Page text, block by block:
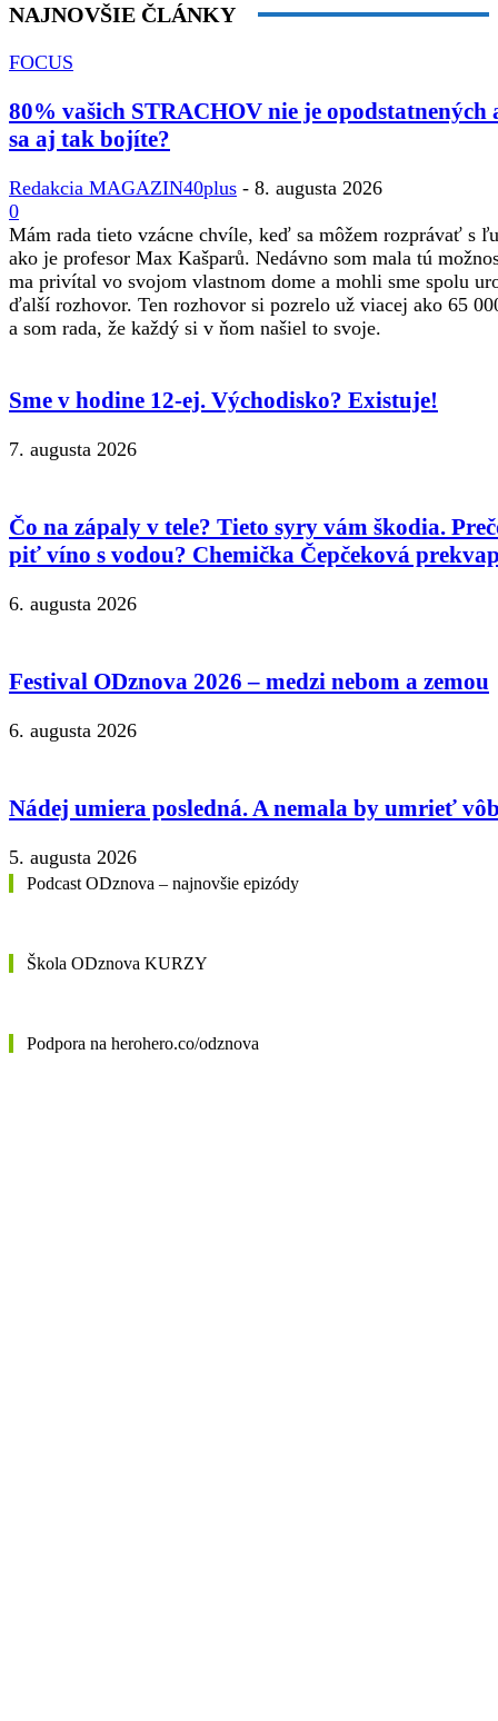
NAJNOVŠIE ČLÁNKY
FOCUS
80% vašich STRACHOV nie je opodstatnených
sa aj tak bojíte?
Redakcia MAGAZIN40plus - 8. augusta 2026
0
Mám rada tieto vzácne chvíle, keď sa môžem rozprávať s
ako je profesor Max Kašparů. Nedávno som mala tú
ma privítal vo svojom vlastnom dome a mohli sme spolu
ďalší rozhovor. Ten rozhovor si pozrelo už viacej ako 65
a som rada, že každý si v ňom našiel to svoje.
Sme v hodine 12-ej. Východisko? Existuje!
7. augusta 2026
Čo na zápaly v tele? Tieto syry vám škodia.
piť víno s vodou? Chemička Čepčeková
6. augusta 2026
Festival ODznova 2026 – medzi nebom a zemou
6. augusta 2026
Nádej umiera posledná. A nemala by umrieť
5. augusta 2026
Podcast ODznova – najnovšie epizódy
Škola ODznova KURZY
Podpora na herohero.co/odznova